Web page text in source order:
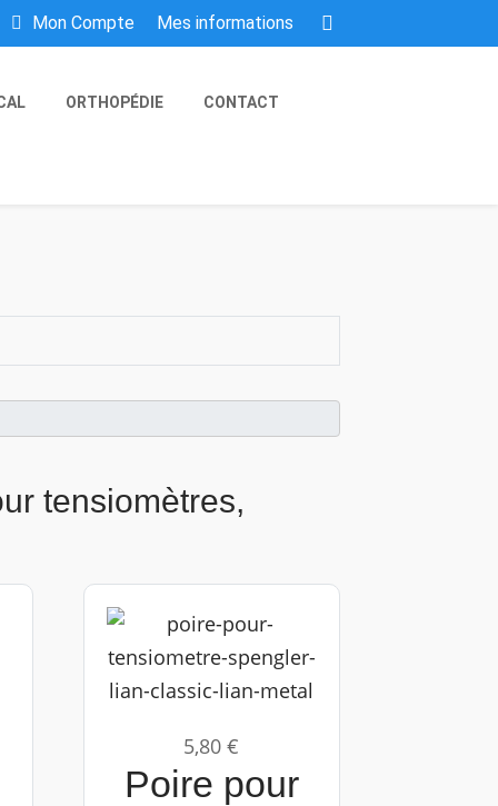
Mon Compte Mes informations
ORTHOPÉDIE CONTACT
tensiomètres,
5,80 €
Poire pour